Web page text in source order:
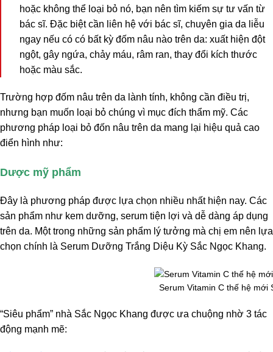
hoặc không thể loại bỏ nó, bạn nên tìm kiếm sự tư vấn từ
bác sĩ. Đặc biệt cần liên hệ với bác sĩ, chuyên gia da liễu
ngay nếu có có bất kỳ đốm nâu nào trên da: xuất hiện đột
ngột, gây ngứa, chảy máu, râm ran, thay đổi kích thước
hoặc màu sắc.
Trường hợp đốm nâu trên da lành tính, không cần điều trị,
nhưng bạn muốn loại bỏ chúng vì mục đích thẩm mỹ. Các
phương pháp loại bỏ đốn nâu trên da mang lại hiệu quả cao
điển hình như:
Dược mỹ phẩm
Đây là phương pháp được lựa chọn nhiều nhất hiện nay. Các
sản phẩm như kem dưỡng, serum tiện lợi và dễ dàng áp dụng
trên da. Một trong những sản phẩm lý tưởng mà chị em nên lựa
chọn chính là Serum Dưỡng Trắng Diệu Kỳ Sắc Ngọc Khang.
Serum Vitamin C thế hệ mới
“Siêu phẩm” nhà Sắc Ngọc Khang được ưa chuộng nhờ 3 tác
động mạnh mẽ: